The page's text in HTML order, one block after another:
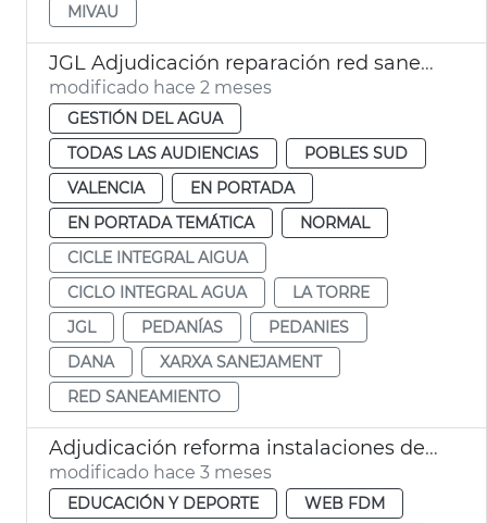
MIVAU
JGL Adjudicación reparación red saneamiento La Torre
modificado hace 2 meses
GESTIÓN DEL AGUA
TODAS LAS AUDIENCIAS
POBLES SUD
VALENCIA
EN PORTADA
EN PORTADA TEMÁTICA
NORMAL
CICLE INTEGRAL AIGUA
CICLO INTEGRAL AGUA
LA TORRE
JGL
PEDANÍAS
PEDANIES
DANA
XARXA SANEJAMENT
RED SANEAMIENTO
Adjudicación reforma instalaciones deportivas la Torre València
modificado hace 3 meses
EDUCACIÓN Y DEPORTE
WEB FDM